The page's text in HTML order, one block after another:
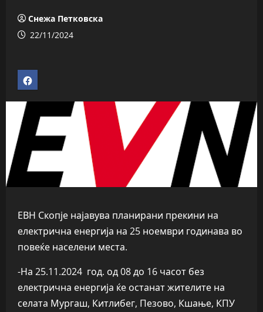
Снежа Петковска
22/11/2024
ЕВН Скопје најавува планирани прекини на
електрична енергија на 25 ноември годинава во
повеќе населени места.
-На 25.11.2024 год. од 08 до 16 часот без
електрична енергија ќе останат жителите на
селата Мургаш, Китлибег, Пезово, Кшање, КПУ